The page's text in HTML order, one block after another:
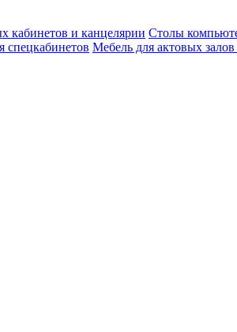
кабинетов и канцелярии Столы
спецкабинетов Мебель для актовых